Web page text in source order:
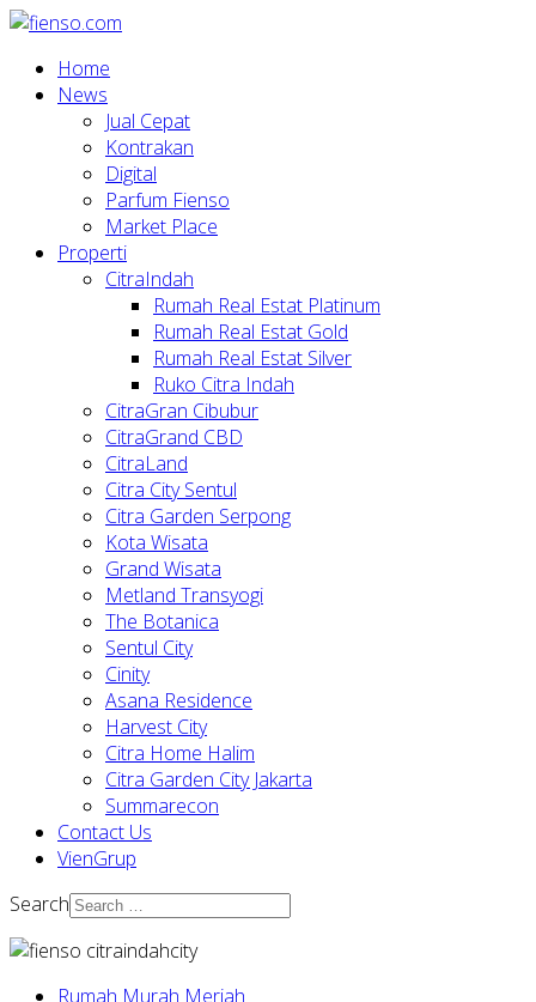
Home
News
Jual Cepat
Kontrakan
Digital
Parfum Fienso
Market Place
Properti
CitraIndah
Rumah Real Estat Platinum
Rumah Real Estat Gold
Rumah Real Estat Silver
Ruko Citra Indah
CitraGran Cibubur
CitraGrand CBD
CitraLand
Citra City Sentul
Citra Garden Serpong
Kota Wisata
Grand Wisata
Metland Transyogi
The Botanica
Sentul City
Cinity
Asana Residence
Harvest City
Citra Home Halim
Citra Garden City Jakarta
Summarecon
Contact Us
VienGrup
Search
Rumah Murah Meriah